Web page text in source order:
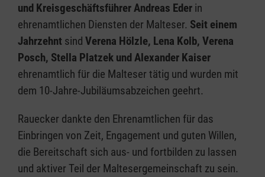
und Kreisgeschäftsführer Andreas Eder in
ehrenamtlichen Diensten der Malteser. Seit einem
Jahrzehnt sind Verena Hölzle, Lena Kolb, Verena
Posch, Stella Platzek und Alexander Kaiser
ehrenamtlich für die Malteser tätig und wurden mit
dem 10-Jahre-Jubiläumsabzeichen geehrt.
Rauecker dankte den Ehrenamtlichen für das
Einbringen von Zeit, Engagement und guten Willen,
die Bereitschaft sich aus- und fortbilden zu lassen
und aktiver Teil der Maltesergemeinschaft zu sein.